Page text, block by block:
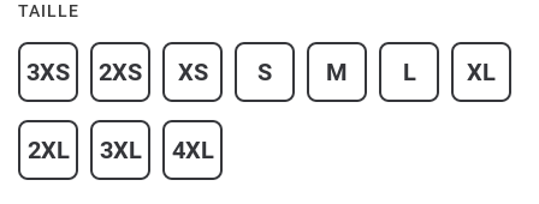
TAILLE
3XS 2XS XS S M L XL
2XL 3XL 4XL